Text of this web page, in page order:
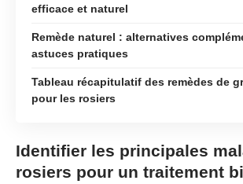
efficace et naturel
Remède naturel : alternatives
astuces pratiques
Tableau récapitulatif des remèdes de
pour les rosiers
Identifier les principales
rosiers pour un traitement